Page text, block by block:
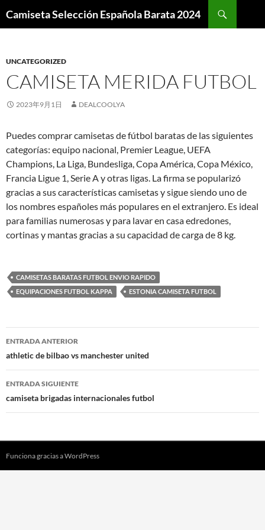
Camiseta Selección Española Barata 2024
UNCATEGORIZED
CAMISETA MERIDA FUTBOL
2023年9月1日 DEALCOOLYA
Puedes comprar camisetas de fútbol baratas de las siguientes
categorías: equipo nacional, Premier League, UEFA
Champions, La Liga, Bundesliga, Copa América, Copa México,
Francia Ligue 1, Serie A y otras ligas. La firma se popularizó
gracias a sus características camisetas y sigue siendo uno de
los nombres españoles más populares en el extranjero. Es ideal
para familias numerosas y para lavar en casa edredones,
cortinas y mantas gracias a su capacidad de carga de 8 kg.
CAMISETAS BARATAS FUTBOL ENVIO RAPIDO
EQUIPACIONES FUTBOL KAPPA
ESTONIA CAMISETA FUTBOL
Navegación
de
entradas
ENTRADA ANTERIOR
athletic de bilbao vs manchester united
ENTRADA SIGUIENTE
camiseta brigadas internacionales futbol
Funciona gracias a WordPress